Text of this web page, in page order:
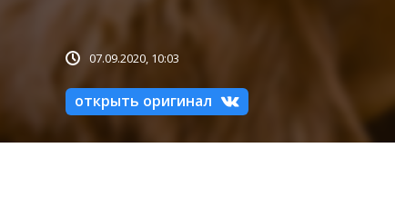
07.09.2020, 10:03
открыть оригинал